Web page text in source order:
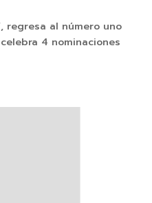
regresa al número uno
celebra 4 nominaciones